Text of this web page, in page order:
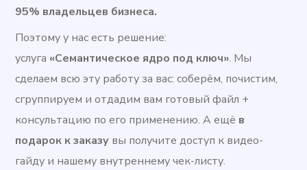
95% владельцев бизнеса.
Поэтому у нас есть решение:
услуга «Семантическое ядро под ключ». Мы
сделаем всю эту работу за вас: соберём, почистим,
сгруппируем и отдадим вам готовый файл +
консультацию по его применению. А ещё в
подарок к заказу вы получите доступ к видео-
гайду и нашему внутреннему чек-листу.